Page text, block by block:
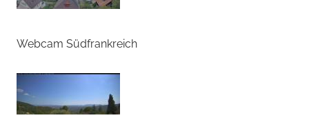
Webcam Südfrankreich